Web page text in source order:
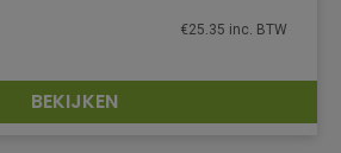
DETAILS
€25.35 inc. BTW
BEKIJKEN